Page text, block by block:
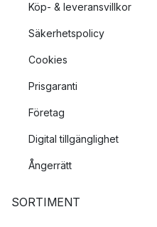
Köp- & leveransvillkor
Säkerhetspolicy
Cookies
Prisgaranti
Företag
Digital tillgänglighet
Ångerrätt
SORTIMENT